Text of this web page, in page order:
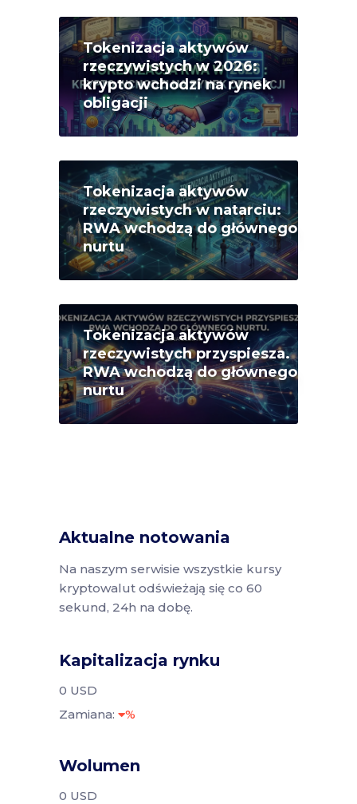
Tokenizacja aktywów
rzeczywistych w 2026:
krypto wchodzi na rynek
obligacji
Tokenizacja aktywów
rzeczywistych w natarciu:
RWA wchodzą do głównego
nurtu
Tokenizacja aktywów
rzeczywistych przyspiesza.
RWA wchodzą do głównego
nurtu
Aktualne notowania
Na naszym serwisie wszystkie kursy
kryptowalut odświeżają się co 60
sekund, 24h na dobę.
Kapitalizacja rynku
0 USD
Zamiana:
%
Wolumen
0 USD